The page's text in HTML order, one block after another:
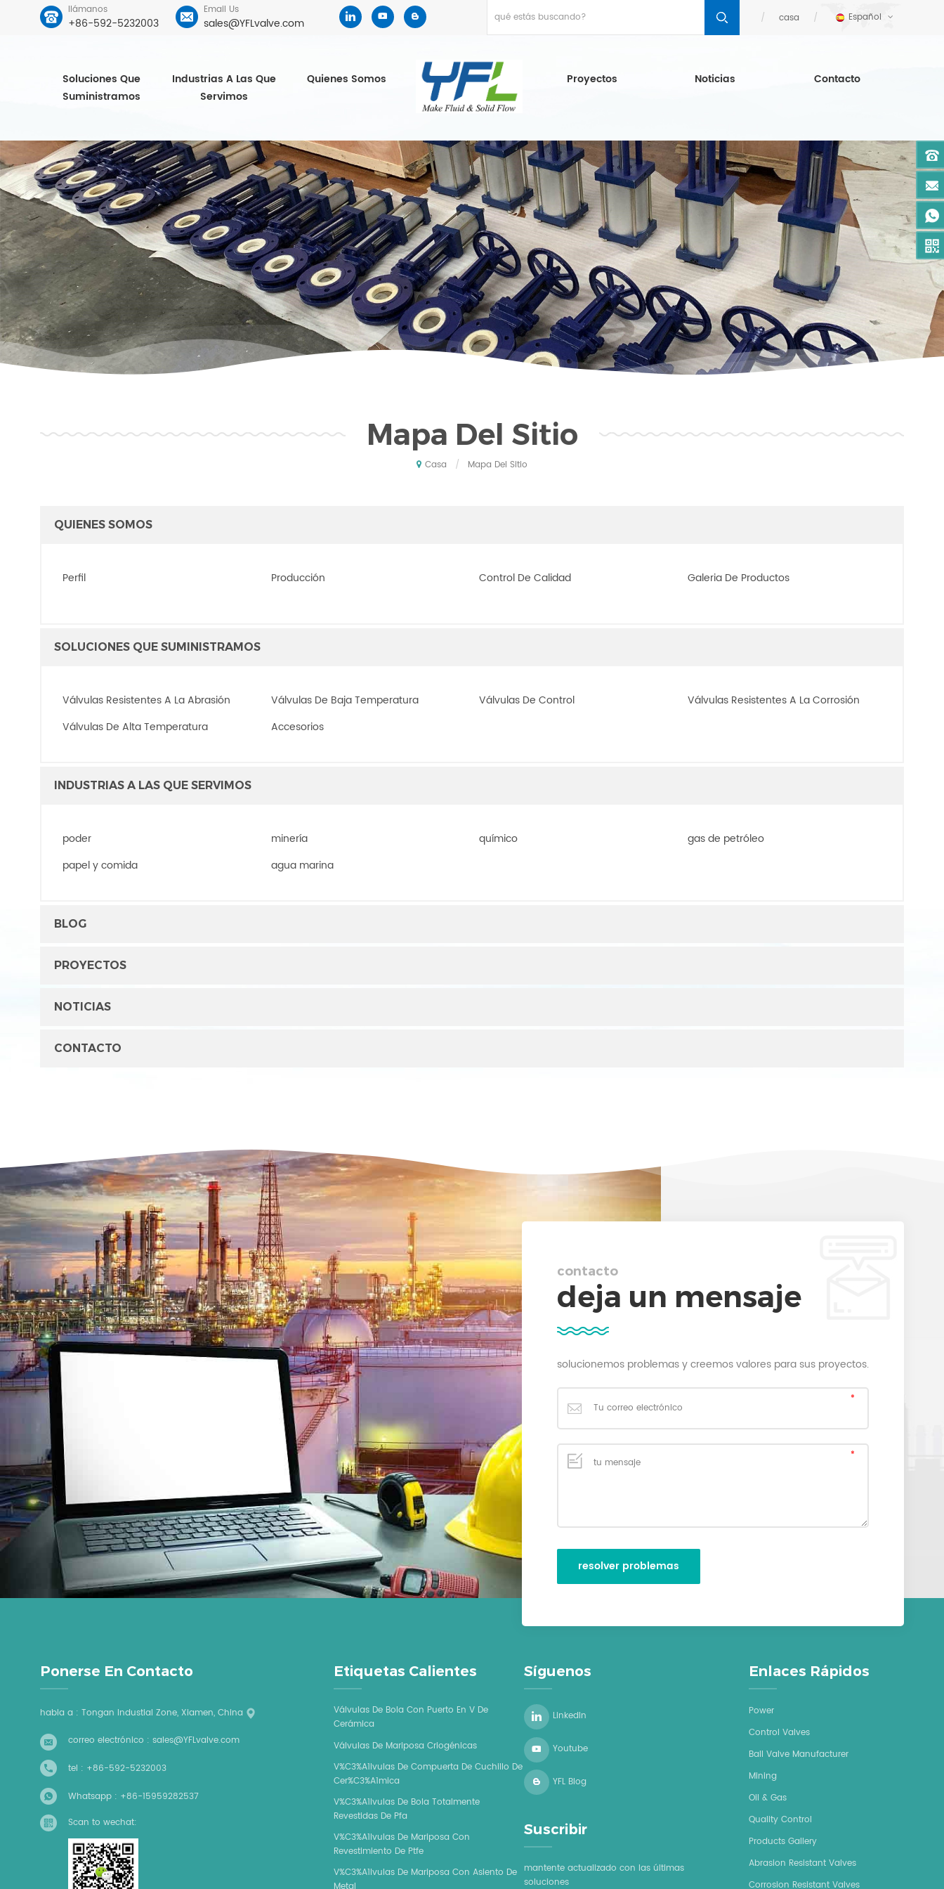
llámanos
+86-592-5232003
Email Us
sales@YFLvalve.com Español
casa
Soluciones Que
Suministramos
Industrias A Las Que
Servimos
Quienes Somos Proyectos Noticias Contacto
Mapa Del Sitio
Casa / Mapa Del Sitio
QUIENES SOMOS
Perfil Producción Control De Calidad Galeria De Productos
SOLUCIONES QUE SUMINISTRAMOS
Válvulas Resistentes A La Abrasión Válvulas De Baja Temperatura Válvulas De Control
Válvulas Resistentes A La Corrosión
Válvulas De Alta Temperatura
Accesorios
INDUSTRIAS A LAS QUE SERVIMOS
poder minería químico
gas de petróleo
papel y comida
agua marina
BLOG
PROYECTOS
NOTICIAS
CONTACTO
contacto
deja un mensaje
solucionemos problemas y creemos valores para sus proyectos.
Ponerse En Contacto
habla a : Tongan Industial Zone, Xiamen, China
correo electrónico : sales@YFLvalve.com
tel : +86-592-5232003
Whatsapp : +86-15959282537
Scan to wechat:
Etiquetas Calientes
Válvulas De Bola Con Puerto En V De
Cerámica
Válvulas De Mariposa Criogénicas
V%C3%A1lvulas De Compuerta De Cuchillo De
Cer%C3%A1mica
V%C3%A1lvulas De Bola Totalmente
Revestidas De Pfa
V%C3%A1lvulas De Mariposa Con
Revestimiento De Ptfe
V%C3%A1lvulas De Mariposa Con Asiento De
Síguenos
LinkedIn
Youtube
YFL Blog
Suscribir
mantente actualizado con las últimas
soluciones
Enlaces Rápidos
Power
Control Valves
Ball Valve Manufacturer
Mining
Oil & Gas
Quality Control
Products Gallery
Abrasion Resistant Valves
Corrosion Resistant Valves